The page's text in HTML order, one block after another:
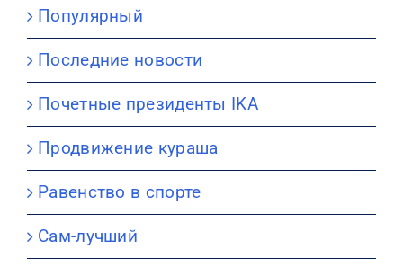
Популярный
Последние новости
Почетные президенты IKA
Продвижение кураша
Равенство в спорте
Сам-лучший